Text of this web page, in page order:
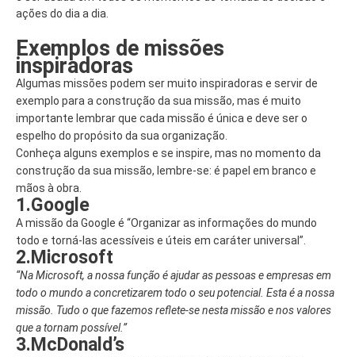
ações do dia a dia.
Exemplos de missões
inspiradoras
Algumas missões podem ser muito inspiradoras e servir de
exemplo para a construção da sua missão, mas é muito
importante lembrar que cada missão é única e deve ser o
espelho do propósito da sua organização.
Conheça alguns exemplos e se inspire, mas no momento da
construção da sua missão, lembre-se: é papel em branco e
mãos à obra.
1.Google
A missão da Google é “Organizar as informações do mundo
todo e torná-las acessíveis e úteis em caráter universal”.
2.Microsoft
“Na Microsoft, a nossa função é ajudar as pessoas e empresas em
todo o mundo a concretizarem todo o seu potencial. Esta é a nossa
missão. Tudo o que fazemos reflete-se nesta missão e nos valores
que a tornam possível.”
3.McDonald’s